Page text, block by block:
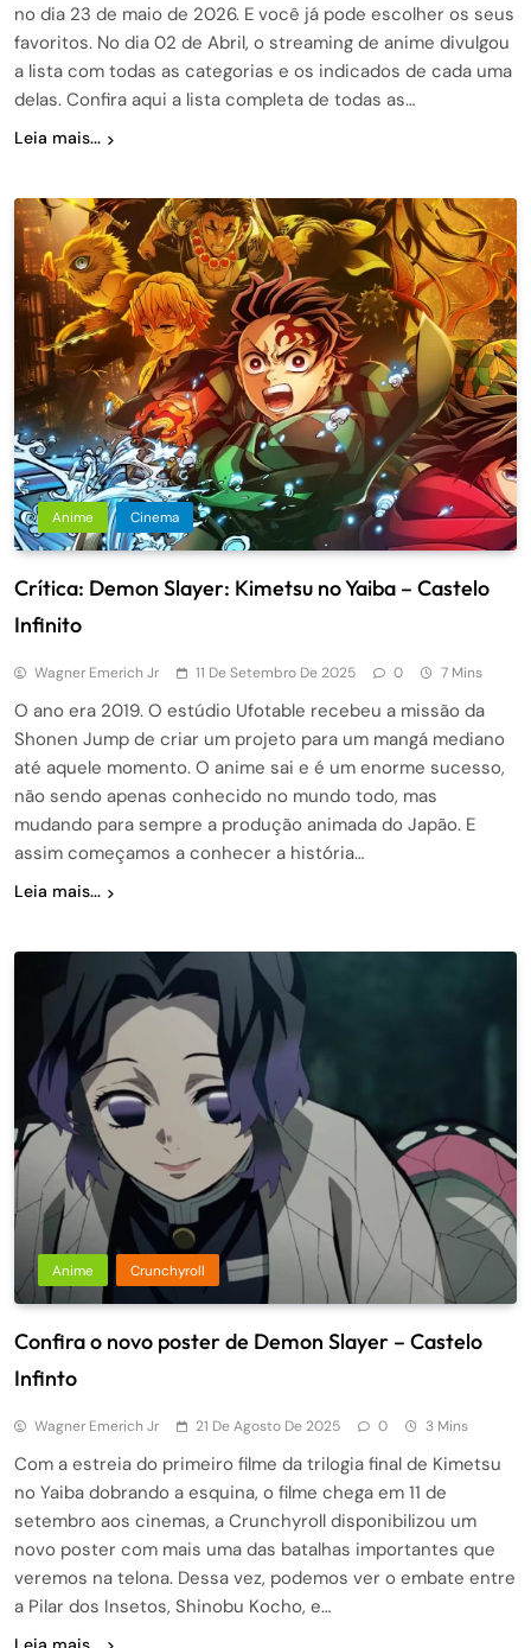
no dia 23 de maio de 2026. E você já pode escolher os seus
favoritos. No dia 02 de Abril, o streaming de anime divulgou
a lista com todas as categorias e os indicados de cada uma
delas. Confira aqui a lista completa de todas as…
Leia mais...
Anime Cinema
Crítica: Demon Slayer: Kimetsu no Yaiba – Castelo
Infinito
Wagner Emerich Jr 11 De Setembro De 2025 0 7 Mins
O ano era 2019. O estúdio Ufotable recebeu a missão da
Shonen Jump de criar um projeto para um mangá mediano
até aquele momento. O anime sai e é um enorme sucesso,
não sendo apenas conhecido no mundo todo, mas
mudando para sempre a produção animada do Japão. E
assim começamos a conhecer a história…
Leia mais...
Anime Crunchyroll
Confira o novo poster de Demon Slayer – Castelo
Infinto
Wagner Emerich Jr 21 De Agosto De 2025 0 3 Mins
Com a estreia do primeiro filme da trilogia final de Kimetsu
no Yaiba dobrando a esquina, o filme chega em 11 de
setembro aos cinemas, a Crunchyroll disponibilizou um
novo poster com mais uma das batalhas importantes que
veremos na telona. Dessa vez, podemos ver o embate entre
a Pilar dos Insetos, Shinobu Kocho, e…